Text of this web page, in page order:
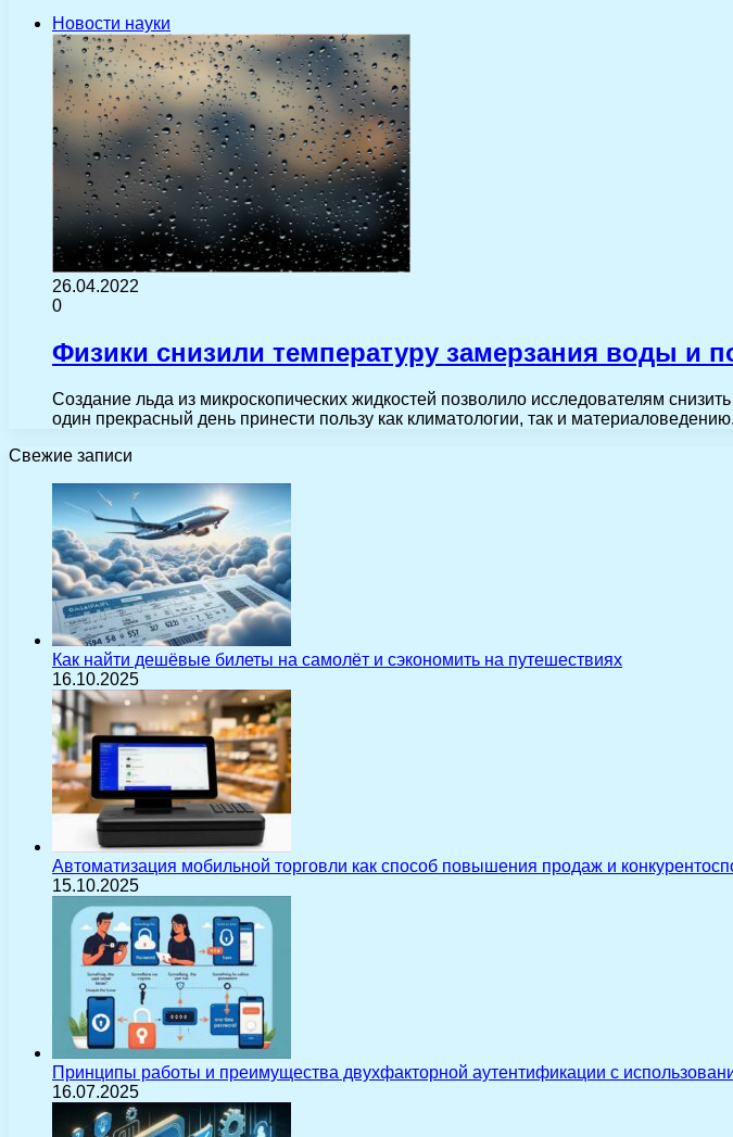
Новости науки
26.04.2022
0
Физики снизили температуру замерзания воды и
Создание льда из микроскопических жидкостей позволило исследователям
один прекрасный день принести пользу как климатологии, так и
Свежие записи
Как найти дешёвые билеты на самолёт и сэкономить на путешествиях
16.10.2025
Автоматизация мобильной торговли как способ повышения продаж и
15.10.2025
Принципы работы и преимущества двухфакторной аутентификации с
16.07.2025